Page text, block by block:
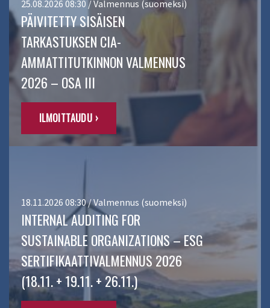
25.08.2026 08:30 / Valmennus (suomeksi)
PÄIVITETTY SISÄISEN
TARKASTUKSEN CIA-
AMMATTITUTKINNON VALMENNUS
2026 – OSA III
ILMOITTAUDU ›
18.11.2026 08:30 / Valmennus (suomeksi)
INTERNAL AUDITING FOR
SUSTAINABLE ORGANIZATIONS – ESG
SERTIFIKAATTIVALMENNUS 2026
(18.11. + 19.11. + 26.11.)